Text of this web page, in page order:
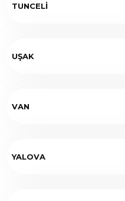
TUNCELİ
UŞAK
VAN
YALOVA